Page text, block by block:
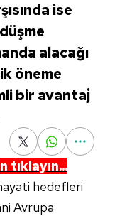
ise
alacağı
öneme
bir avantaj
tıklayın...
hedefleri
Avrupa